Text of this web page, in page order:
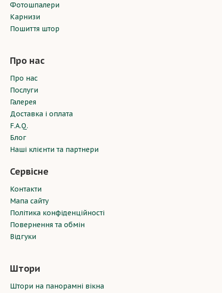
Фотошпалери
Карнизи
Пошиття штор
Про нас
Про нас
Послуги
Галерея
Доставка і оплата
F.A.Q.
Блог
Наші клієнти та партнери
Сервісне
Контакти
Мапа сайту
Політика конфіденційності
Повернення та обмін
Відгуки
Штори
Штори на панорамні вікна